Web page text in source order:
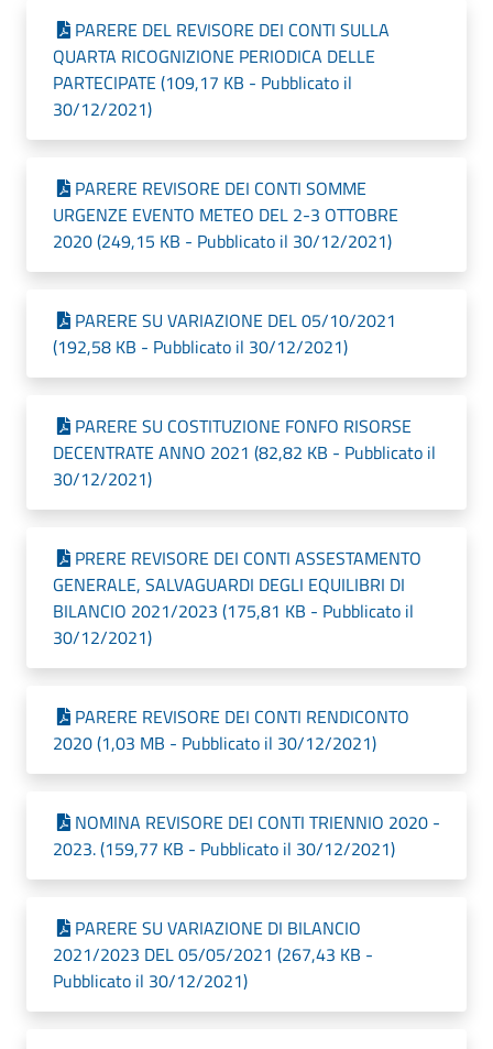
PARERE DEL REVISORE DEI CONTI SULLA
QUARTA RICOGNIZIONE PERIODICA DELLE
PARTECIPATE (109,17 KB - Pubblicato il
30/12/2021)
PARERE REVISORE DEI CONTI SOMME
URGENZE EVENTO METEO DEL 2-3 OTTOBRE
2020 (249,15 KB - Pubblicato il 30/12/2021)
PARERE SU VARIAZIONE DEL 05/10/2021
(192,58 KB - Pubblicato il 30/12/2021)
PARERE SU COSTITUZIONE FONFO RISORSE
DECENTRATE ANNO 2021 (82,82 KB - Pubblicato il
30/12/2021)
PRERE REVISORE DEI CONTI ASSESTAMENTO
GENERALE, SALVAGUARDI DEGLI EQUILIBRI DI
BILANCIO 2021/2023 (175,81 KB - Pubblicato il
30/12/2021)
PARERE REVISORE DEI CONTI RENDICONTO
2020 (1,03 MB - Pubblicato il 30/12/2021)
NOMINA REVISORE DEI CONTI TRIENNIO 2020 -
2023. (159,77 KB - Pubblicato il 30/12/2021)
PARERE SU VARIAZIONE DI BILANCIO
2021/2023 DEL 05/05/2021 (267,43 KB -
Pubblicato il 30/12/2021)